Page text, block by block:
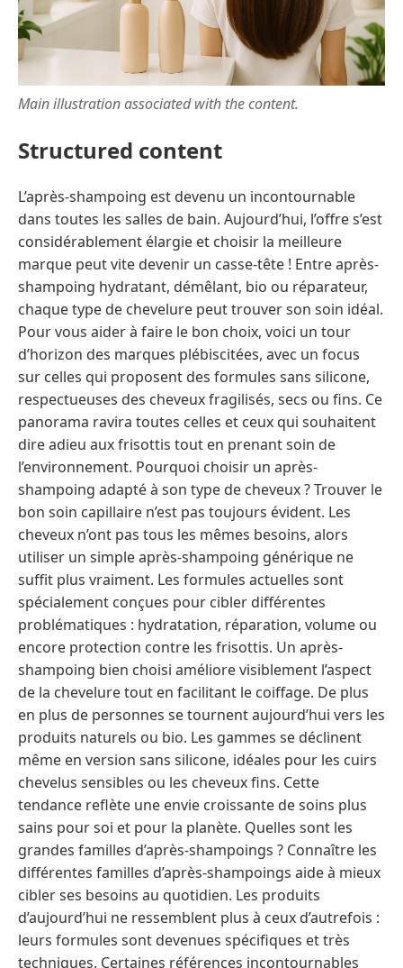
Main illustration associated with the content.
Structured content
L’après-shampoing est devenu un incontournable
dans toutes les salles de bain. Aujourd’hui, l’offre s’est
considérablement élargie et choisir la meilleure
marque peut vite devenir un casse-tête ! Entre après-
shampoing hydratant, démêlant, bio ou réparateur,
chaque type de chevelure peut trouver son soin idéal.
Pour vous aider à faire le bon choix, voici un tour
d’horizon des marques plébiscitées, avec un focus
sur celles qui proposent des formules sans silicone,
respectueuses des cheveux fragilisés, secs ou fins. Ce
panorama ravira toutes celles et ceux qui souhaitent
dire adieu aux frisottis tout en prenant soin de
l’environnement. Pourquoi choisir un après-
shampoing adapté à son type de cheveux ? Trouver le
bon soin capillaire n’est pas toujours évident. Les
cheveux n’ont pas tous les mêmes besoins, alors
utiliser un simple après-shampoing générique ne
suffit plus vraiment. Les formules actuelles sont
spécialement conçues pour cibler différentes
problématiques : hydratation, réparation, volume ou
encore protection contre les frisottis. Un après-
shampoing bien choisi améliore visiblement l’aspect
de la chevelure tout en facilitant le coiffage. De plus
en plus de personnes se tournent aujourd’hui vers les
produits naturels ou bio. Les gammes se déclinent
même en version sans silicone, idéales pour les cuirs
chevelus sensibles ou les cheveux fins. Cette
tendance reflète une envie croissante de soins plus
sains pour soi et pour la planète. Quelles sont les
grandes familles d’après-shampoings ? Connaître les
différentes familles d’après-shampoings aide à mieux
cibler ses besoins au quotidien. Les produits
d’aujourd’hui ne ressemblent plus à ceux d’autrefois :
leurs formules sont devenues spécifiques et très
techniques. Certaines références incontournables